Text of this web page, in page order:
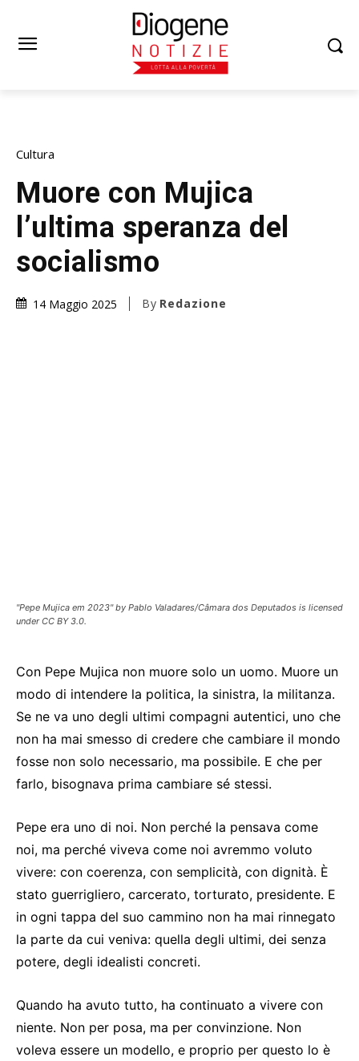
Cultura
Muore con Mujica
l’ultima speranza del
socialismo
14 Maggio 2025 By Redazione
"Pepe Mujica em 2023" by Pablo Valadares/Câmara dos Deputados is licensed
under CC BY 3.0.
Con Pepe Mujica non muore solo un uomo. Muore un
modo di intendere la politica, la sinistra, la militanza.
Se ne va uno degli ultimi compagni autentici, uno che
non ha mai smesso di credere che cambiare il mondo
fosse non solo necessario, ma possibile. E che per
farlo, bisognava prima cambiare sé stessi.
Pepe era uno di noi. Non perché la pensava come
noi, ma perché viveva come noi avremmo voluto
vivere: con coerenza, con semplicità, con dignità. È
stato guerrigliero, carcerato, torturato, presidente. E
in ogni tappa del suo cammino non ha mai rinnegato
la parte da cui veniva: quella degli ultimi, dei senza
potere, degli idealisti concreti.
Quando ha avuto tutto, ha continuato a vivere con
niente. Non per posa, ma per convinzione. Non
voleva essere un modello, e proprio per questo lo è